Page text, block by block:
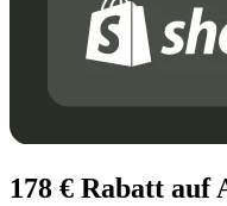
178 € Rabatt auf